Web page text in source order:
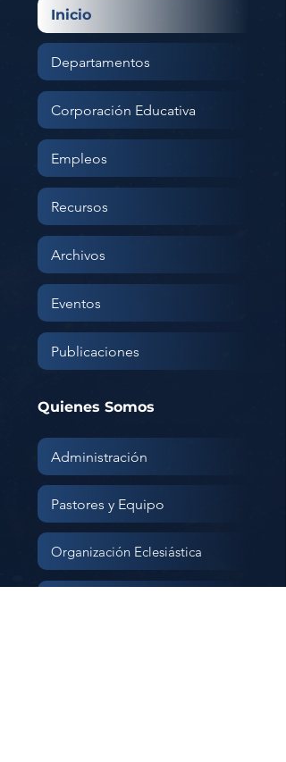
Inicio
Departamentos
Corporación Educativa
Empleos
Recursos
Archivos
Eventos
Publicaciones
Quienes Somos
Administración
Pastores y Equipo
Organización Eclesiástica